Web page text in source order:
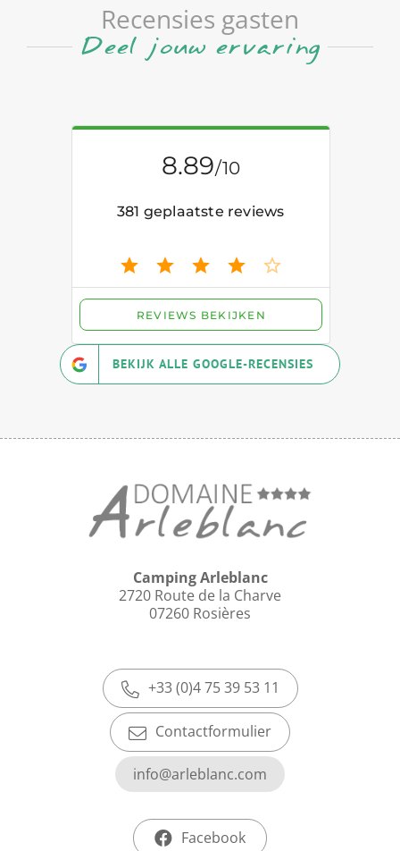
Recensies gasten
Deel jouw ervaring
BEKIJK ALLE GOOGLE-RECENSIES
Camping Arleblanc
2720 Route de la Charve
07260 Rosières
+33 (0)4 75 39 53 11
Contactformulier
info@arleblanc.com
Facebook